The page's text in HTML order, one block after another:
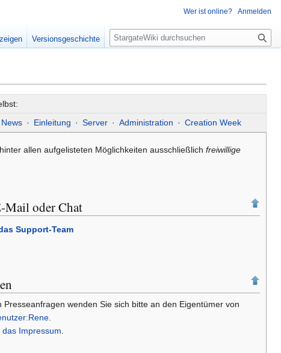
News· Einleitung · Server· Administration · Creation Week
allen aufgelisteten Möglichkeiten ausschließlich freiwillige
Mail oder Chat
Support-Team
Presseanfragen wenden Sie sich bitte an den Eigentümer von
.
das Impressum.
Wer ist online? Anmelden
Versionsgeschichte
S
u
e